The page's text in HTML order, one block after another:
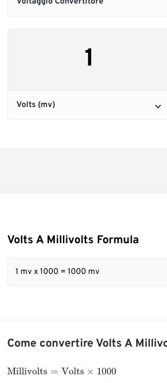
Volts A Millivolts Formula
1 mv x 1000 = 1000 mv
Come convertire Volts A
Millivolts=Volts×1000